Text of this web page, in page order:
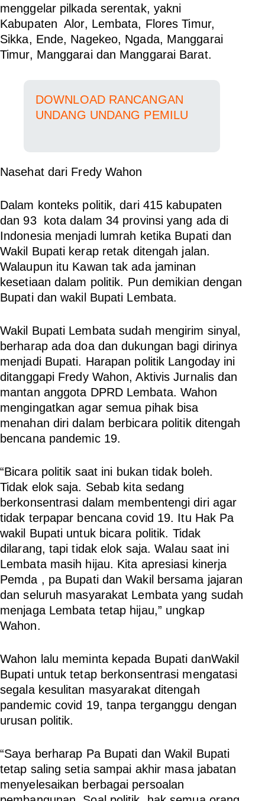
menggelar pilkada serentak, yakni
Kabupaten Alor, Lembata, Flores Timur,
Sikka, Ende, Nagekeo, Ngada, Manggarai
Timur, Manggarai dan Manggarai Barat.
DOWNLOAD RANCANGAN
UNDANG UNDANG PEMILU
Nasehat dari Fredy Wahon
Dalam konteks politik, dari 415 kabupaten
dan 93 kota dalam 34 provinsi yang ada di
Indonesia menjadi lumrah ketika Bupati dan
Wakil Bupati kerap retak ditengah jalan.
Walaupun itu Kawan tak ada jaminan
kesetiaan dalam politik. Pun demikian dengan
Bupati dan wakil Bupati Lembata.
Wakil Bupati Lembata sudah mengirim sinyal,
berharap ada doa dan dukungan bagi dirinya
menjadi Bupati. Harapan politik Langoday ini
ditanggapi Fredy Wahon, Aktivis Jurnalis dan
mantan anggota DPRD Lembata. Wahon
mengingatkan agar semua pihak bisa
menahan diri dalam berbicara politik ditengah
bencana pandemic 19.
“Bicara politik saat ini bukan tidak boleh.
Tidak elok saja. Sebab kita sedang
berkonsentrasi dalam membentengi diri agar
tidak terpapar bencana covid 19. Itu Hak Pa
wakil Bupati untuk bicara politik. Tidak
dilarang, tapi tidak elok saja. Walau saat ini
Lembata masih hijau. Kita apresiasi kinerja
Pemda , pa Bupati dan Wakil bersama jajaran
dan seluruh masyarakat Lembata yang sudah
menjaga Lembata tetap hijau,” ungkap
Wahon.
Wahon lalu meminta kepada Bupati danWakil
Bupati untuk tetap berkonsentrasi mengatasi
segala kesulitan masyarakat ditengah
pandemic covid 19, tanpa terganggu dengan
urusan politik.
“Saya berharap Pa Bupati dan Wakil Bupati
tetap saling setia sampai akhir masa jabatan
menyelesaikan berbagai persoalan